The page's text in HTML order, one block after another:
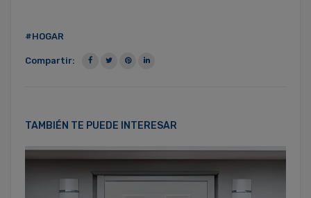
#HOGAR
Compartir:
TAMBIÉN TE PUEDE INTERESAR